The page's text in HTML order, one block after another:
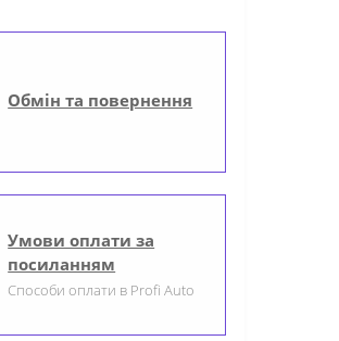
Обмін та повернення
Умови оплати за
посиланням
Способи оплати в Profi Auto